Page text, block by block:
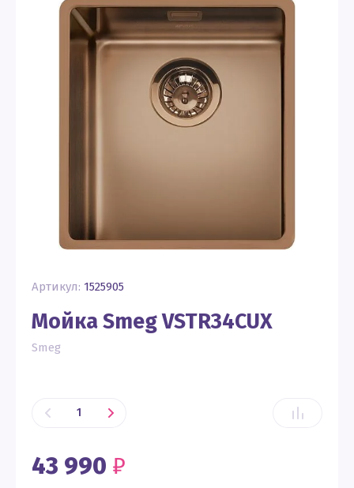
Артикул: 1525905
Мойка Smeg VSTR34CUX
Smeg
43 990 ₽